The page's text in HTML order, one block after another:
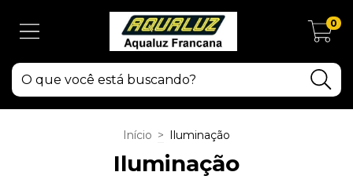
0
Início > Iluminação
Iluminação